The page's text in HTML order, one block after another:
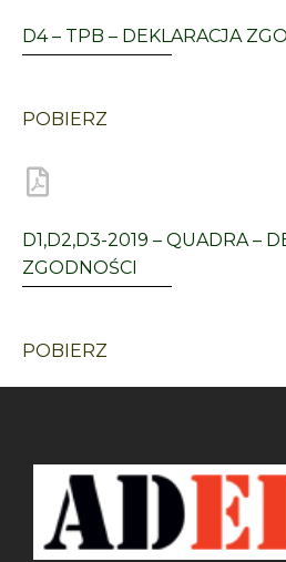
D4 – TPB – DEKLARACJA
POBIERZ
D1,D2,D3-2019 – QUADRA –
ZGODNOŚCI
POBIERZ